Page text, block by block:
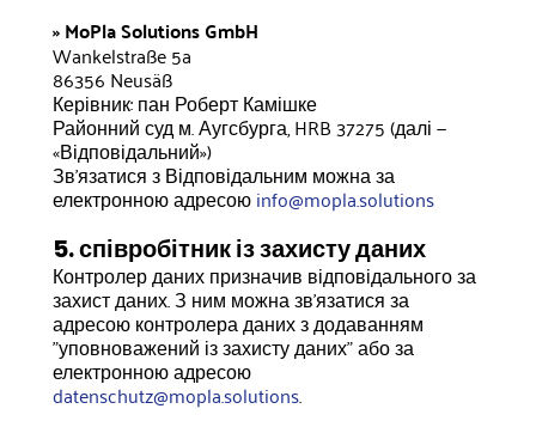
» MoPla Solutions GmbH
Wankelstraße 5a
86356 Neusäß
Керівник: пан Роберт Камішке
Районний суд м. Аугсбурга, HRB 37275 (далі —
«Відповідальний»)
Зв’язатися з Відповідальним можна за
електронною адресоюinfo@mopla.solutions
5. співробітник із захисту даних
Контролер даних призначив відповідального за
захист даних. З ним можна зв'язатися за
адресою контролера даних з додаванням
"уповноважений із захисту даних" або за
електронною адресою
datenschutz@mopla.solutions.